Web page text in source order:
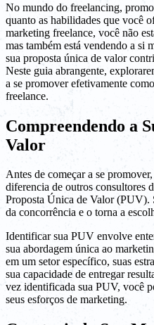
No mundo do freelancing,
quanto as habilidades que você
marketing freelance, você não
mas também está vendendo a si
sua proposta única de valor
Neste guia abrangente,
a se promover efetivamente
freelance.
Compreendendo a
Valor
Antes de começar a se
diferencia de outros consultores
Proposta Única de Valor
da concorrência e o torna a
Identificar sua PUV envolve
sua abordagem única ao
em um setor específico, suas
sua capacidade de entregar
vez identificada sua PUV, você
seus esforços de marketing.